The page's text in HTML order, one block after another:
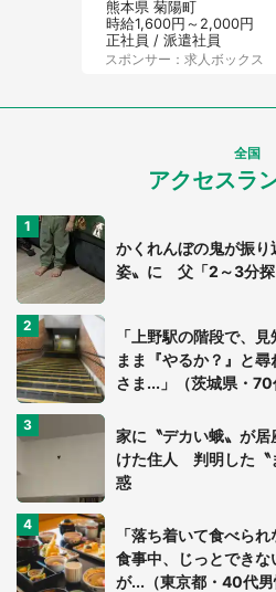
熊本県 菊陽町
時給1,600円～2,000円
正社員 / 派遣社員
スポンサー：求人ボックス
全国
アクセスラ
かくれんぼの鬼が振
姿〟に 父「2～3分探
「上野駅の階段で、
まま『やるか？』と
さま...」（茨城県・70
家に〝デカい蛾〟が
けた住人 判明した〝
惑
「落ち着いて食べら
食事中、じっとでき
が...（東京都・40代男